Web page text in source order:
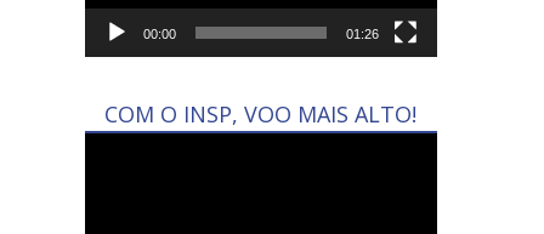
00:00 01:26
COM O INSP, VOO MAIS ALTO!